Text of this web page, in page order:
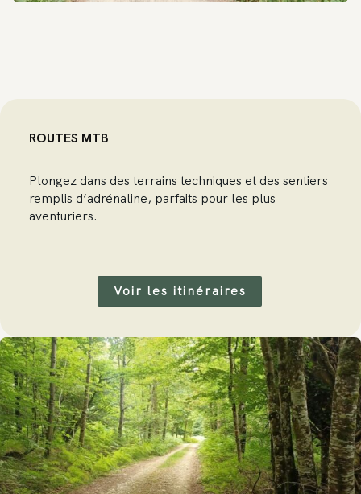
ROUTES MTB
Plongez dans des terrains techniques et des sentiers
remplis d’adrénaline, parfaits pour les plus
aventuriers.
Voir les itinéraires